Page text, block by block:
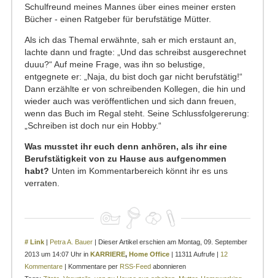
Schulfreund meines Mannes über eines meiner ersten
Bücher - einen Ratgeber für berufstätige Mütter.
Als ich das Themal erwähnte, sah er mich erstaunt an,
lachte dann und fragte: „Und das schreibst ausgerechnet
duuu?“ Auf meine Frage, was ihn so belustige,
entgegnete er: „Naja, du bist doch gar nicht berufstätig!“
Dann erzählte er von schreibenden Kollegen, die hin und
wieder auch was veröffentlichen und sich dann freuen,
wenn das Buch im Regal steht. Seine Schlussfolgererung:
„Schreiben ist doch nur ein Hobby.“
Was musstet ihr euch denn anhören, als ihr eine
Berufstätigkeit von zu Hause aus aufgenommen
habt? Unten im Kommentarbereich könnt ihr es uns
verraten.
# Link | Petra A. Bauer | Dieser Artikel erschien am Montag, 09. September
2013 um 14:07 Uhr in KARRIERE, Home Office | 11311 Aufrufe | 12
Kommentare | Kommentare per RSS-Feed abonnieren